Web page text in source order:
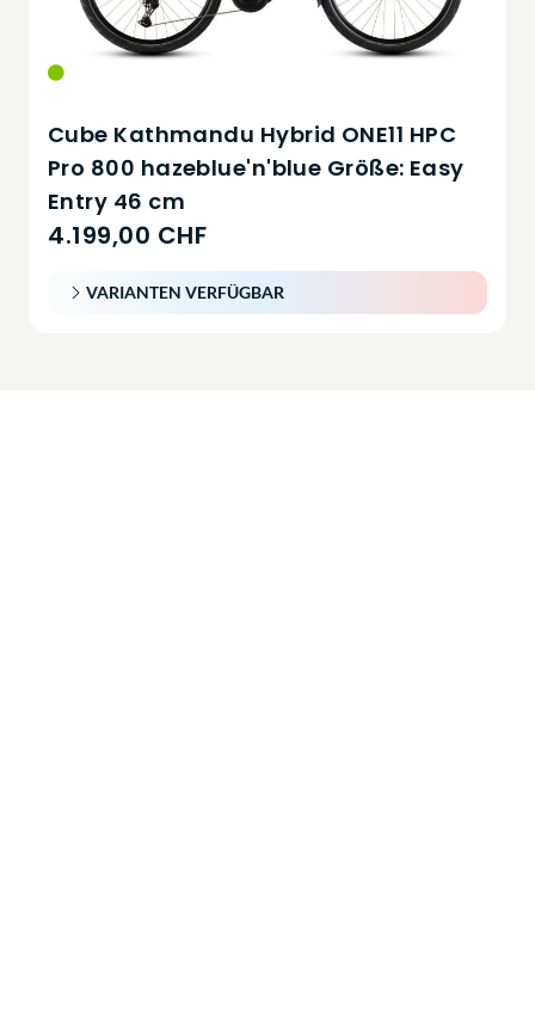
Cube Kathmandu Hybrid ONE11 HPC
Pro 800 hazeblue'n'blue Größe: Easy
Entry 46 cm
4.199,00 CHF
VARIANTEN VERFÜGBAR